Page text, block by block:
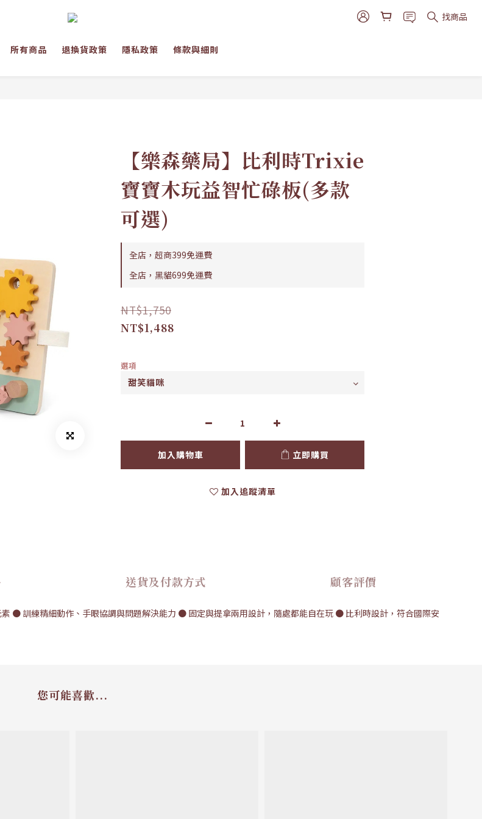
找商品
所有商品 退換貨政策 隱私政策 條款與細則
【樂森藥局】比利時Trixie
寶寶木玩益智忙碌板(多款
可選)
全店，超商399免運費
全店，黑貓699免運費
NT$1,750
NT$1,488
選項
加入購物車 立即購買
加入追蹤清單
送貨及付款方式 顧客評價
● 訓練精細動作、手眼協調與問題解決能力 ● 固定與提拿兩用設計，隨處都能自在玩 ● 比利時設計，符合國際安
您可能喜歡...